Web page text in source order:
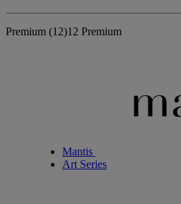
Premium (12)12 Premium
Mantis
Art Series